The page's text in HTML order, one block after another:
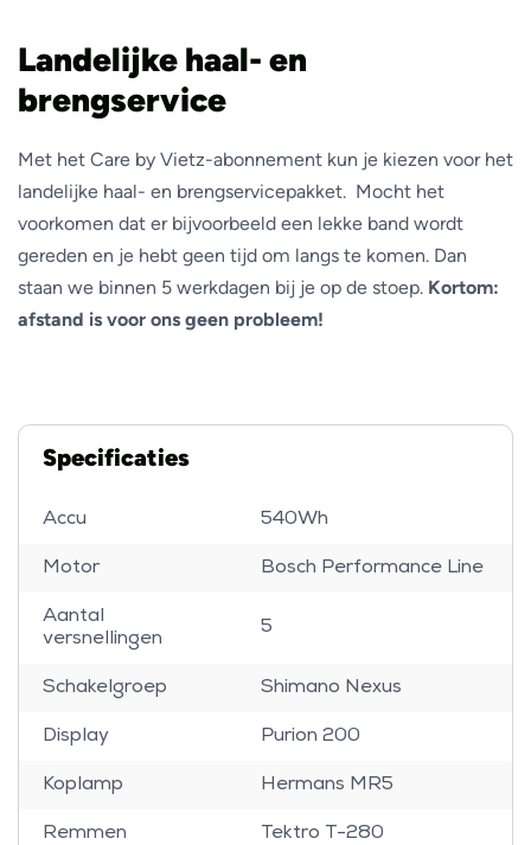
Landelijke haal- en
brengservice
Met het Care by Vietz-abonnement kun je kiezen voor het
landelijke haal- en brengservicepakket. Mocht het
voorkomen dat er bijvoorbeeld een lekke band wordt
gereden en je hebt geen tijd om langs te komen. Dan
staan we binnen 5 werkdagen bij je op de stoep. Kortom:
afstand is voor ons geen probleem!
Specificaties
Accu 540Wh
Motor Bosch Performance Line
Aantal
versnellingen
5
Schakelgroep Shimano Nexus
Display Purion 200
Koplamp Hermans MR5
Remmen Tektro T-280